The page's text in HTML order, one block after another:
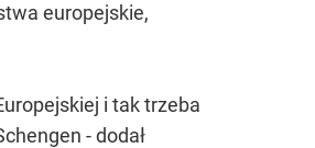
europejskie,
i tak trzeba
- dodał